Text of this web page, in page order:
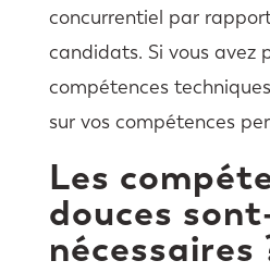
concurrentiel par
candidats. Si vous avez
compétences
sur vos compétences
Les
douces
nécessaires